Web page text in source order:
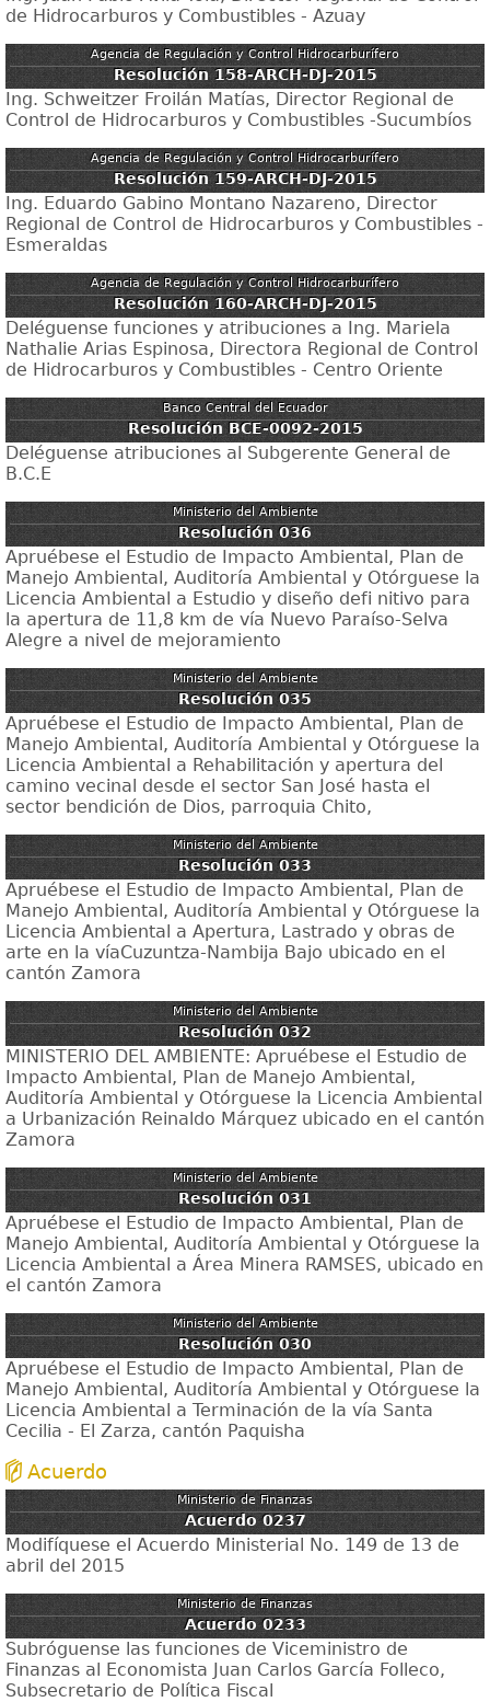
de Hidrocarburos y Combustibles - Azuay
Agencia de Regulación y Control Hidrocarburífero
Resolución 158-ARCH-DJ-2015
Ing. Schweitzer Froilán Matías, Director Regional de
Control de Hidrocarburos y Combustibles -Sucumbíos
Agencia de Regulación y Control Hidrocarburífero
Resolución 159-ARCH-DJ-2015
Ing. Eduardo Gabino Montano Nazareno, Director
Regional de Control de Hidrocarburos y Combustibles -
Esmeraldas
Agencia de Regulación y Control Hidrocarburífero
Resolución 160-ARCH-DJ-2015
Deléguense funciones y atribuciones a Ing. Mariela
Nathalie Arias Espinosa, Directora Regional de Control
de Hidrocarburos y Combustibles - Centro Oriente
Banco Central del Ecuador
Resolución BCE-0092-2015
Deléguense atribuciones al Subgerente General de
B.C.E
Ministerio del Ambiente
Resolución 036
Apruébese el Estudio de Impacto Ambiental, Plan de
Manejo Ambiental, Auditoría Ambiental y Otórguese la
Licencia Ambiental a Estudio y diseño defi nitivo para
la apertura de 11,8 km de vía Nuevo Paraíso-Selva
Alegre a nivel de mejoramiento
Ministerio del Ambiente
Resolución 035
Apruébese el Estudio de Impacto Ambiental, Plan de
Manejo Ambiental, Auditoría Ambiental y Otórguese la
Licencia Ambiental a Rehabilitación y apertura del
camino vecinal desde el sector San José hasta el
sector bendición de Dios, parroquia Chito,
Ministerio del Ambiente
Resolución 033
Apruébese el Estudio de Impacto Ambiental, Plan de
Manejo Ambiental, Auditoría Ambiental y Otórguese la
Licencia Ambiental a Apertura, Lastrado y obras de
arte en la víaCuzuntza-Nambija Bajo ubicado en el
cantón Zamora
Ministerio del Ambiente
Resolución 032
MINISTERIO DEL AMBIENTE: Apruébese el Estudio de
Impacto Ambiental, Plan de Manejo Ambiental,
Auditoría Ambiental y Otórguese la Licencia Ambiental
a Urbanización Reinaldo Márquez ubicado en el cantón
Zamora
Ministerio del Ambiente
Resolución 031
Apruébese el Estudio de Impacto Ambiental, Plan de
Manejo Ambiental, Auditoría Ambiental y Otórguese la
Licencia Ambiental a Área Minera RAMSES, ubicado en
el cantón Zamora
Ministerio del Ambiente
Resolución 030
Apruébese el Estudio de Impacto Ambiental, Plan de
Manejo Ambiental, Auditoría Ambiental y Otórguese la
Licencia Ambiental a Terminación de la vía Santa
Cecilia - El Zarza, cantón Paquisha
Acuerdo
Ministerio de Finanzas
Acuerdo 0237
Modifíquese el Acuerdo Ministerial No. 149 de 13 de
abril del 2015
Ministerio de Finanzas
Acuerdo 0233
Subróguense las funciones de Viceministro de
Finanzas al Economista Juan Carlos García Folleco,
Subsecretario de Política Fiscal